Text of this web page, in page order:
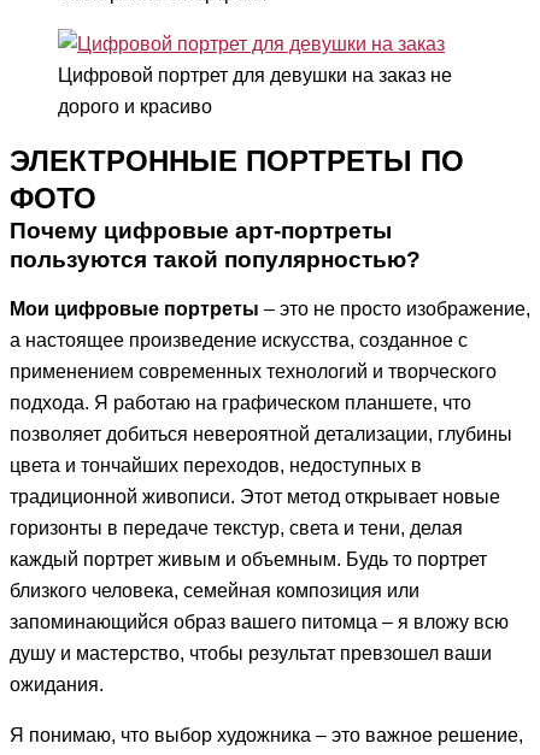
Цифровой портрет для девушки на заказ не
дорого и красиво
ЭЛЕКТРОННЫЕ ПОРТРЕТЫ ПО
ФОТО
Почему цифровые арт-портреты
пользуются такой популярностью?
Мои цифровые портреты – это не просто изображение,
а настоящее произведение искусства, созданное с
применением современных технологий и творческого
подхода. Я работаю на графическом планшете, что
позволяет добиться невероятной детализации, глубины
цвета и тончайших переходов, недоступных в
традиционной живописи. Этот метод открывает новые
горизонты в передаче текстур, света и тени, делая
каждый портрет живым и объемным. Будь то портрет
близкого человека, семейная композиция или
запоминающийся образ вашего питомца – я вложу всю
душу и мастерство, чтобы результат превзошел ваши
ожидания.
Я понимаю, что выбор художника – это важное решение,